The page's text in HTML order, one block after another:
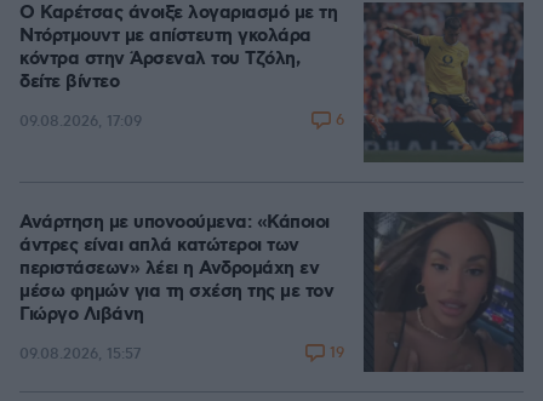
Ο Καρέτσας άνοιξε λογαριασμό με τη
Ντόρτμουντ με απίστευτη γκολάρα
κόντρα στην Άρσεναλ του Τζόλη,
δείτε βίντεο
09.08.2026, 17:09 6
Ανάρτηση με υπονοούμενα: «Κάποιοι
άντρες είναι απλά κατώτεροι των
περιστάσεων» λέει η Ανδρομάχη εν
μέσω φημών για τη σχέση της με τον
Γιώργο Λιβάνη
09.08.2026, 15:57 19